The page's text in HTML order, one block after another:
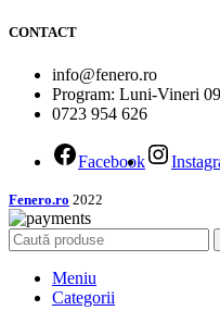
CONTACT
info@fenero.ro
Program: Luni-Vineri
0723 954 626
Facebook
Fenero.ro 2022
Meniu
Categorii